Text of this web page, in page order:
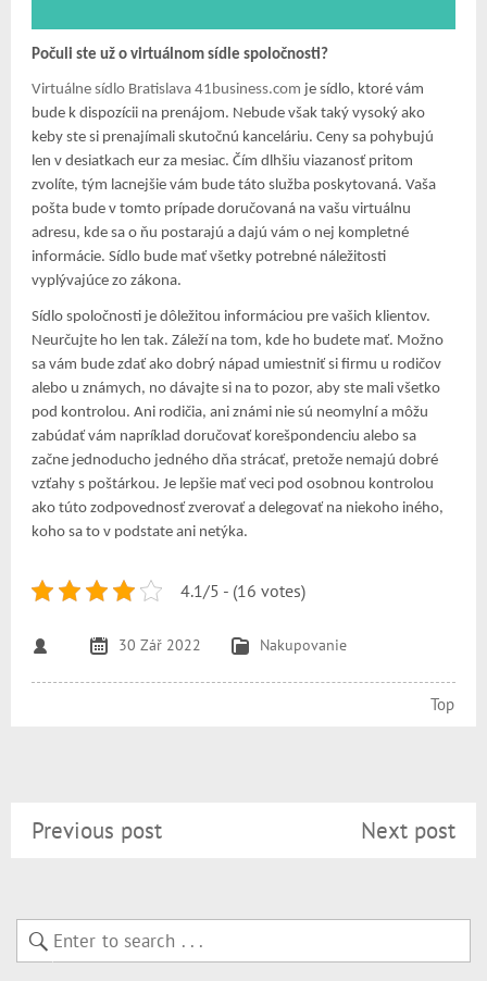
Počuli ste už o virtuálnom sídle spoločnosti?
Virtuálne sídlo Bratislava 41business.com je sídlo, ktoré vám
bude k dispozícii na prenájom. Nebude však taký vysoký ako
keby ste si prenajímali skutočnú kanceláriu. Ceny sa pohybujú
len v desiatkach eur za mesiac. Čím dlhšiu viazanosť pritom
zvolíte, tým lacnejšie vám bude táto služba poskytovaná. Vaša
pošta bude v tomto prípade doručovaná na vašu virtuálnu
adresu, kde sa o ňu postarajú a dajú vám o nej kompletné
informácie. Sídlo bude mať všetky potrebné náležitosti
vyplývajúce zo zákona.
Sídlo spoločnosti je dôležitou informáciou pre vašich klientov.
Neurčujte ho len tak. Záleží na tom, kde ho budete mať. Možno
sa vám bude zdať ako dobrý nápad umiestniť si firmu u rodičov
alebo u známych, no dávajte si na to pozor, aby ste mali všetko
pod kontrolou. Ani rodičia, ani známi nie sú neomylní a môžu
zabúdať vám napríklad doručovať korešpondenciu alebo sa
začne jednoducho jedného dňa strácať, pretože nemajú dobré
vzťahy s poštárkou. Je lepšie mať veci pod osobnou kontrolou
ako túto zodpovednosť zverovať a delegovať na niekoho iného,
koho sa to v podstate ani netýka.
4.1/5 - (16 votes)
30 Zář 2022 Nakupovanie
Top
Next post
Previous post